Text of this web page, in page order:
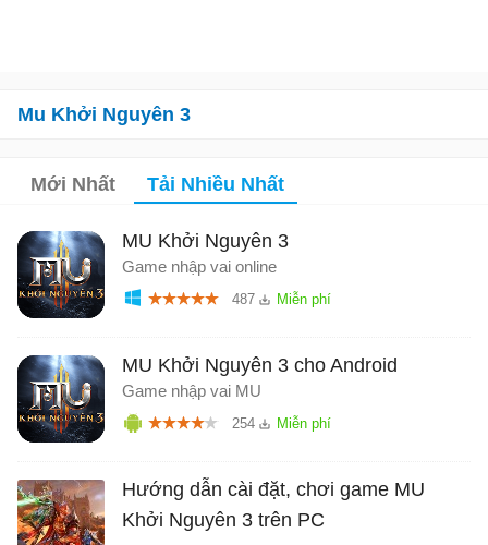
Mu Khởi Nguyên 3
Mới Nhất Tải Nhiều Nhất
MU Khởi Nguyên 3
Game nhập vai online
487
MU Khởi Nguyên 3 cho Android
Game nhập vai MU
254
Hướng dẫn cài đặt, chơi game MU
Khởi Nguyên 3 trên PC